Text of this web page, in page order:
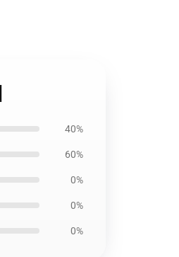
40%
60%
0%
0%
0%